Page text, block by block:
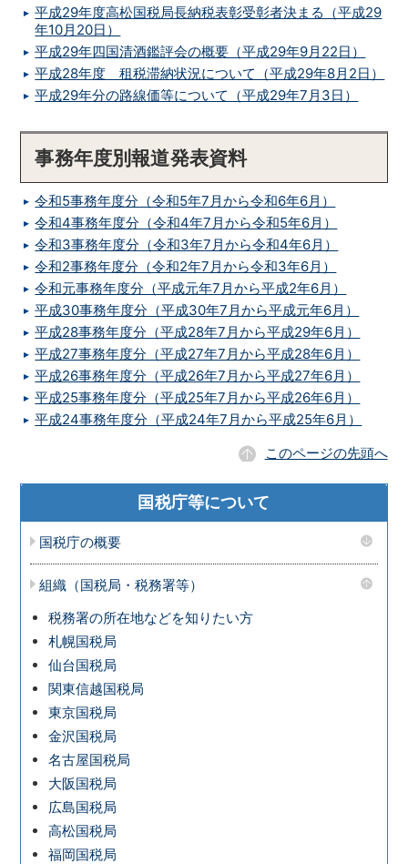
平成29年度高松国税局長納税表彰受彰者決まる（平成29
年10月20日）
平成29年四国清酒鑑評会の概要（平成29年9月22日）
平成28年度 租税滞納状況について（平成29年8月2日）
平成29年分の路線価等について（平成29年7月3日）
事務年度別報道発表資料
令和5事務年度分（令和5年7月から令和6年6月）
令和4事務年度分（令和4年7月から令和5年6月）
令和3事務年度分（令和3年7月から令和4年6月）
令和2事務年度分（令和2年7月から令和3年6月）
令和元事務年度分（平成元年7月から平成2年6月）
平成30事務年度分（平成30年7月から平成元年6月）
平成28事務年度分（平成28年7月から平成29年6月）
平成27事務年度分（平成27年7月から平成28年6月）
平成26事務年度分（平成26年7月から平成27年6月）
平成25事務年度分（平成25年7月から平成26年6月）
平成24事務年度分（平成24年7月から平成25年6月）
このページの先頭へ
国税庁等について
国税庁の概要
組織（国税局・税務署等）
税務署の所在地などを知りたい方
札幌国税局
仙台国税局
関東信越国税局
東京国税局
金沢国税局
名古屋国税局
大阪国税局
広島国税局
高松国税局
福岡国税局